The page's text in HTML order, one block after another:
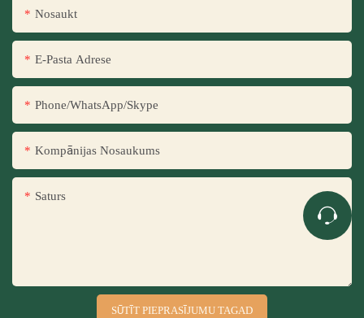
Nosaukt
E-Pasta Adrese
Phone/WhatsApp/Skype
Kompānijas Nosaukums
Saturs
SŪTĪT PIEPRASĪJUMU TAGAD